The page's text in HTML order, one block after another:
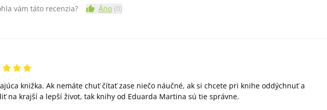
vám táto recenzia?
Áno (0)
knižka. Ak nemáte chuť čítať zase niečo náučné, ak si chcete pri knihe oddýchnuť a
na krajší a lepší život, tak knihy od Eduarda Martina sú tie správne.